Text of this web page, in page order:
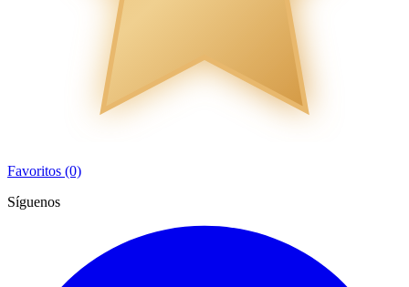
Favoritos (0)
Síguenos